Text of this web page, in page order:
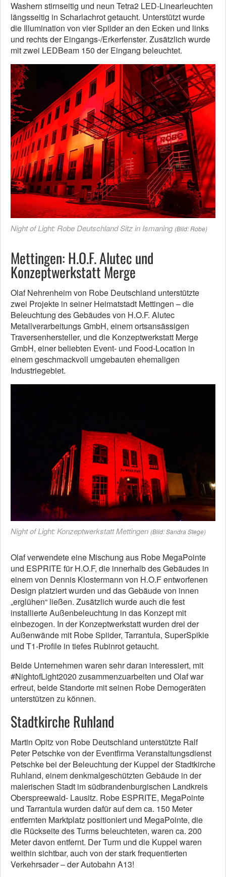
Washern stirnseitig und neun Tetra2 LED-Linearleuchten
längsseitig in Scharlachrot getaucht. Unterstützt wurde
die Illumination von vier Spiider an den Ecken und links
und rechts der Eingangs-/Erkerfenster. Zusätzlich wurde
mit zwei LEDBeam 150 der Eingang beleuchtet.
Night of Light: Robe Deutschland Sitz in Ismaning (Bild: Robe)
Mettingen: H.O.F. Alutec und
Konzeptwerkstatt Merge
Olaf Nehrenheim von Robe Deutschland unterstützte
zwei Projekte in seiner Heimatstadt Mettingen – die
Beleuchtung des Gebäudes von H.O.F. Alutec
Metallverarbeitungs GmbH, einem ortsansässigen
Traversenhersteller, und die Konzeptwerkstatt Merge
GmbH, einer beliebten Event- und Food-Location in
einem geschmackvoll umgebauten ehemaligen
Industriegebiet.
Night of Light: Konzeptwerkstatt Mettingen (Bild: Sandra Stege)
Olaf verwendete eine Mischung aus Robe MegaPointe
und ESPRITE für H.O.F, die innerhalb des Gebäudes in
einem von Dennis Klostermann von H.O.F entworfenen
Design platziert wurden und das Gebäude von innen
„erglühen“ ließen. Zusätzlich wurde auch die fest
installierte Außenbeleuchtung in das Konzept mit
einbezogen. In der Konzeptwerkstatt wurden drei der
Außenwände mit Robe Spiider, Tarrantula, SuperSpikie
und T1-Profile in tiefes Rubinrot getaucht.
Beide Unternehmen waren sehr daran interessiert, mit
#NightofLight2020 zusammenzuarbeiten und Olaf war
erfreut, beide Standorte mit seinen Robe Demogeräten
unterstützen zu können.
Stadtkirche Ruhland
Martin Opitz von Robe Deutschland unterstützte Ralf
Peter Petschke von der Eventfirma Veranstaltungsdienst
Petschke bei der Beleuchtung der Kuppel der Stadtkirche
Ruhland, einem denkmalgeschützten Gebäude in der
malerischen Stadt im südbrandenburgischen Landkreis
Oberspreewald- Lausitz. Robe ESPRITE, MegaPointe
und Tarrantula wurden dafür auf dem ca. 150 Meter
entfernten Marktplatz positioniert und MegaPointe, die
die Rückseite des Turms beleuchteten, waren ca. 200
Meter davon entfernt. Der Turm und die Kuppel waren
weithin sichtbar, auch von der stark frequentierten
Verkehrsader – der Autobahn A13!